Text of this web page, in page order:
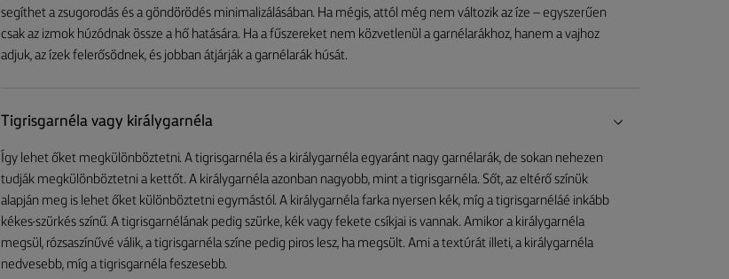
segíthet a zsugorodás és a göndörödés minimalizálásában. Ha mégis, attól még nem változik az íze – egyszerűen
csak az izmok húzódnak össze a hő hatására. Ha a fűszereket nem közvetlenül a garnélarákhoz, hanem a vajhoz
adjuk, az ízek felerősödnek, és jobban átjárják a garnélarák húsát.
Tigrisgarnéla vagy királygarnéla
Így lehet őket megkülönböztetni. A tigrisgarnéla és a királygarnéla egyaránt nagy garnélarák, de sokan nehezen
tudják megkülönböztetni a kettőt. A királygarnéla azonban nagyobb, mint a tigrisgarnéla. Sőt, az eltérő színük
alapján meg is lehet őket különböztetni egymástól. A királygarnéla farka nyersen kék, míg a tigrisgarnéláé inkább
kékes-szürkés színű. A tigrisgarnélának pedig szürke, kék vagy fekete csíkjai is vannak. Amikor a királygarnéla
megsül, rózsaszínűvé válik, a tigrisgarnéla színe pedig piros lesz, ha megsült. Ami a textúrát illeti, a királygarnéla
nedvesebb, míg a tigrisgarnéla feszesebb.